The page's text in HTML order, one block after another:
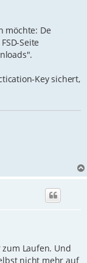
möchte: De
Seite
Key sichert,
zum Laufen. Und
nicht mehr auf